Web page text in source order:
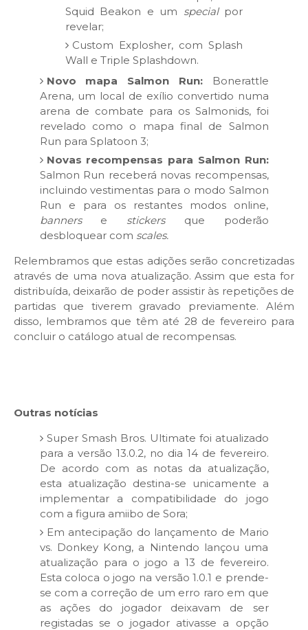
Squid Beakon e um special por
revelar;
Custom Explosher, com Splash
Wall e Triple Splashdown.
Novo mapa Salmon Run:
Bonerattle
Arena, um local de exílio convertido numa
arena de combate para os Salmonids, foi
revelado como o mapa final de Salmon
Run para Splatoon 3;
Novas recompensas para Salmon Run:
Salmon Run receberá novas recompensas,
incluindo vestimentas para o modo Salmon
Run e para os restantes modos online,
banners e stickers que poderão
desbloquear com scales.
Relembramos que estas adições serão concretizadas
através de uma nova atualização. Assim que esta for
distribuída, deixarão de poder assistir às repetições de
partidas que tiverem gravado previamente. Além
disso, lembramos que têm até 28 de fevereiro para
concluir o catálogo atual de recompensas.
Outras notícias
Super Smash Bros. Ultimate foi atualizado
para a versão 13.0.2, no dia 14 de fevereiro.
De acordo com as notas da atualização,
esta atualização destina-se unicamente a
implementar a compatibilidade do jogo
com a figura amiibo de Sora;
Em antecipação do lançamento de Mario
vs. Donkey Kong, a Nintendo lançou uma
atualização para o jogo a 13 de fevereiro.
Esta coloca o jogo na versão 1.0.1 e prende-
se com a correção de um erro raro em que
as ações do jogador deixavam de ser
registadas se o jogador ativasse a opção